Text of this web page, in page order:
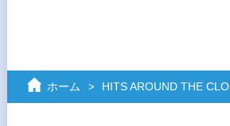
ホーム HITS AROUND THE